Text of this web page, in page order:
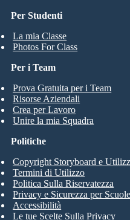
Per Studenti
La mia Classe
Photos For Class
Per i Team
Prova Gratuita per i Team
Risorse Aziendali
Crea per Lavoro
Unire la mia Squadra
Politiche
Copyright Storyboard e
Termini di Utilizzo
Politica Sulla Riservatezza
Privacy e Sicurezza per
Accessibilità
Le tue Scelte Sulla Privacy